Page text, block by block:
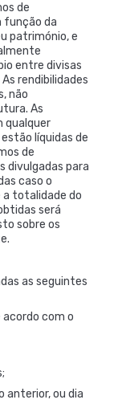
de
função da
património, e
entre divisas
rendibilidades
não
As
qualquer
líquidas de
de
divulgadas para
caso o
totalidade do
será
sobre os
as seguintes
com o
anterior, ou dia